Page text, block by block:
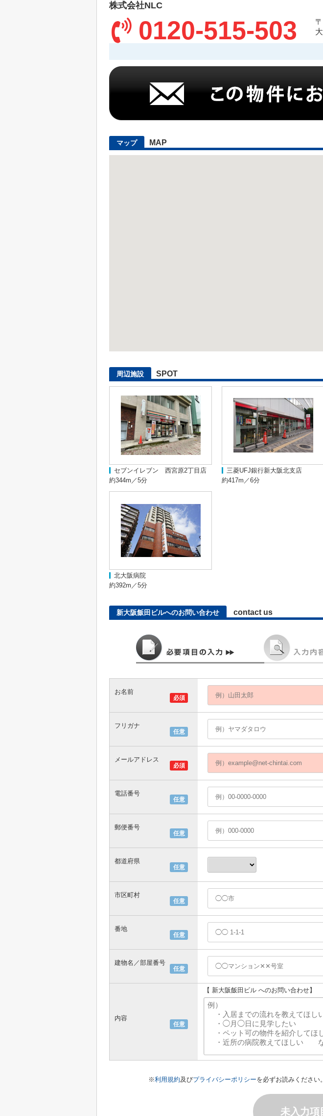
株式会社NLC
0120-515-503
マップ MAP
周辺施設 SPOT
セブンイレブン 西宮原2丁目店
約344m／5分
三菱UFJ銀行新大阪北支店
約417m／6分
北大阪病院
約392m／5分
新大阪飯田ビルへのお問い合わせ contact us
必須
お名前
任意
フリガナ
必須
メールアドレス
任意
電話番号
任意
郵便番号
任意
都道府県
任意
市区町村
任意
番地
任意
建物名／部屋番号
任意
内容
【 新大阪飯田ビル へのお問い合わせ】
※利用規約及びプライバシーポリシーを必ずお読みください
未入力項